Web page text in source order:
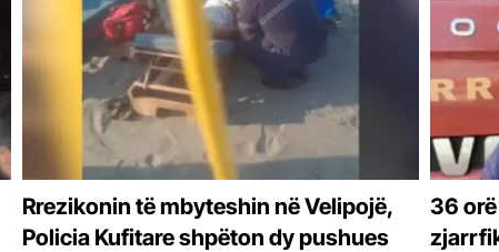
Rrezikonin të mbyteshin në Velipojë,
Policia Kufitare shpëton dy pushues
36